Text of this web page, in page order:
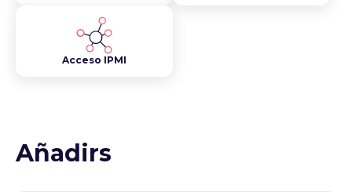
Acceso IPMI
Añadirs